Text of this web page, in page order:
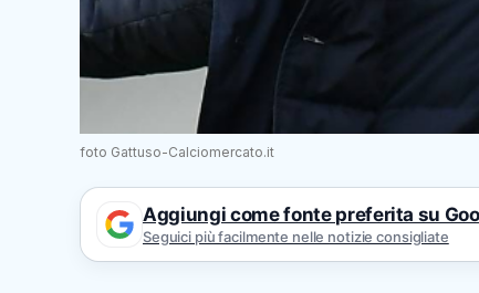
foto Gattuso-Calciomercato.it
Aggiungi come fonte preferita su
Seguici più facilmente nelle notizie consigliate